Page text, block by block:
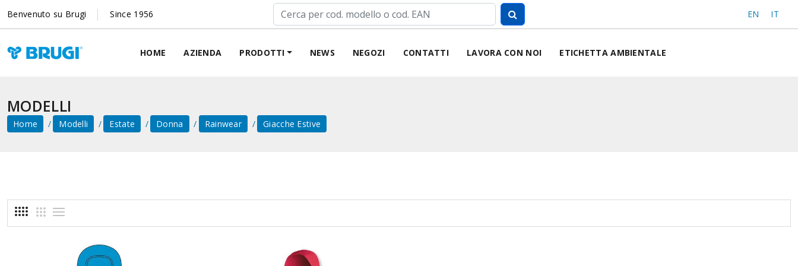
Benvenuto su Brugi Since 1956 EN IT
HOME AZIENDA PRODOTTI NEWS NEGOZI CONTATTI LAVORA CON NOI ETICHETTA AMBIENTALE
MODELLI
Home Modelli Estate Donna Rainwear Giacche Estive